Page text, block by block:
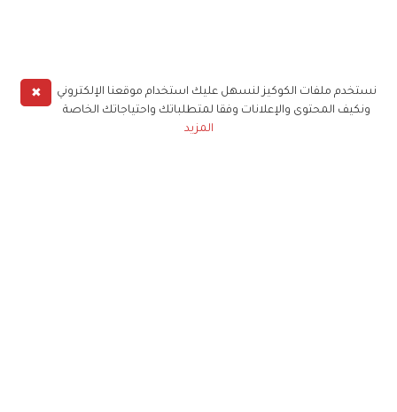
✖
نستخدم ملفات الكوكيز لنسهل عليك استخدام موقعنا الإلكتروني
ونكيف المحتوى والإعلانات وفقا لمتطلباتك واحتياجاتك الخاصة
المزيد